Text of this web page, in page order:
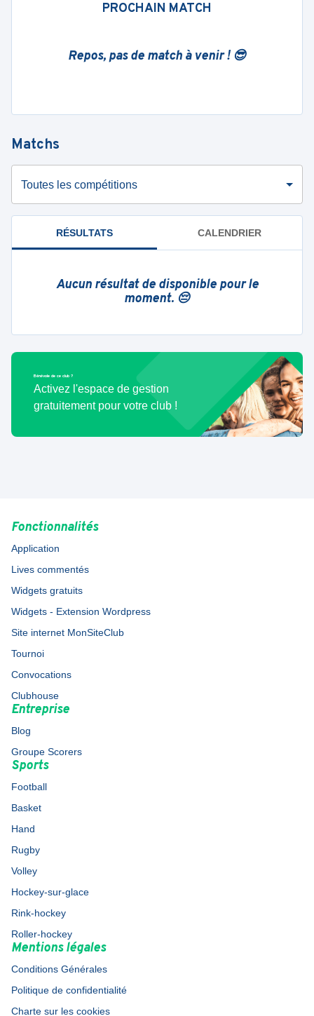
PROCHAIN MATCH
Repos, pas de match à venir ! 😎
Matchs
Toutes les compétitions
RÉSULTATS CALENDRIER
Aucun résultat de disponible pour le
moment. 😔
Bénévole de ce club ?
Activez l'espace de gestion
gratuitement pour votre club !
Fonctionnalités
Application
Lives commentés
Widgets gratuits
Widgets - Extension Wordpress
Site internet MonSiteClub
Tournoi
Convocations
Clubhouse
Entreprise
Blog
Groupe Scorers
Sports
Football
Basket
Hand
Rugby
Volley
Hockey-sur-glace
Rink-hockey
Roller-hockey
Mentions légales
Conditions Générales
Politique de confidentialité
Charte sur les cookies